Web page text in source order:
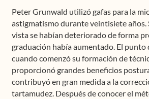
Peter Grunwald utilizó gafas para la
astigmatismo durante veintisiete años.
vista se habían deteriorado de forma
graduación había aumentado. El
cuando comenzó su formación de
proporcionó grandes beneficios
contribuyó en gran medida a la
tartamudez. Después de conocer el